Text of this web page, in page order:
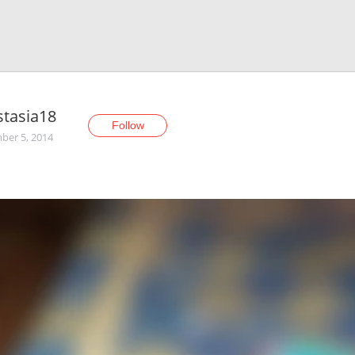
5, 2014
Follow